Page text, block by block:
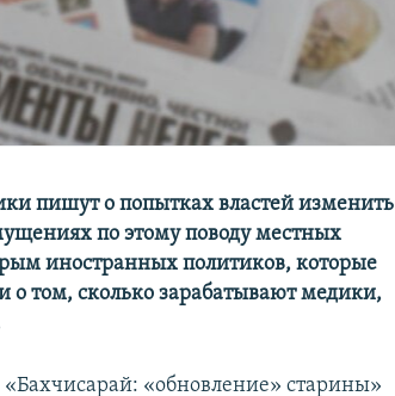
пишут о попытках властей изменить
по этому поводу местных
иностранных политиков, которые
том, сколько зарабатывают медики,
«Бахчисарай: «обновление» старины»